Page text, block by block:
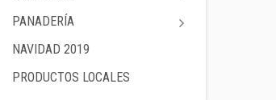
PANADERÍA
NAVIDAD 2019
PRODUCTOS LOCALES